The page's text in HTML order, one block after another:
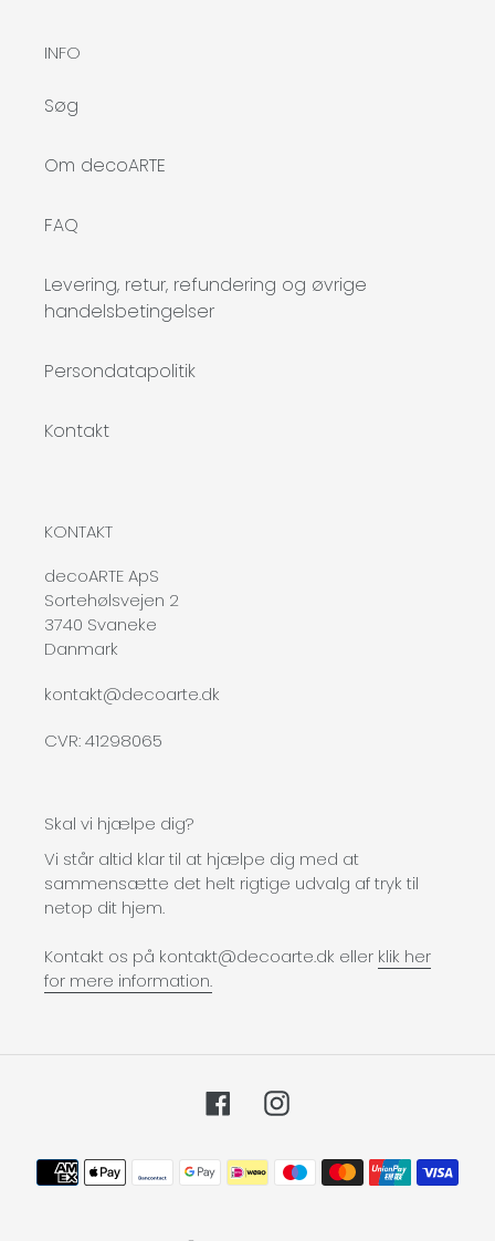
INFO
Søg
Om decoARTE
FAQ
Levering, retur, refundering og øvrige
handelsbetingelser
Persondatapolitik
Kontakt
KONTAKT
decoARTE ApS
Sortehølsvejen 2
3740 Svaneke
Danmark
kontakt@decoarte.dk
CVR: 41298065
Skal vi hjælpe dig?
Vi står altid klar til at hjælpe dig med at
sammensætte det helt rigtige udvalg af tryk til
netop dit hjem.
Kontakt os på kontakt@decoarte.dk eller klik her
for mere information.
FacebookInstagram
Betalingsmetoder